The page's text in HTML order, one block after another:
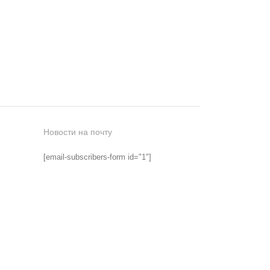
Новости на почту
[email-subscribers-form id="1"]